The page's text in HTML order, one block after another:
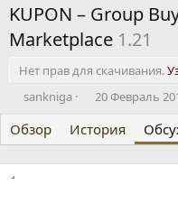
KUPON – Group
Marketplace 1.21
Нет прав для скачивания.
А
т
о
р
sankniga
Д
т
а
н
20 Февраль
Обзор История